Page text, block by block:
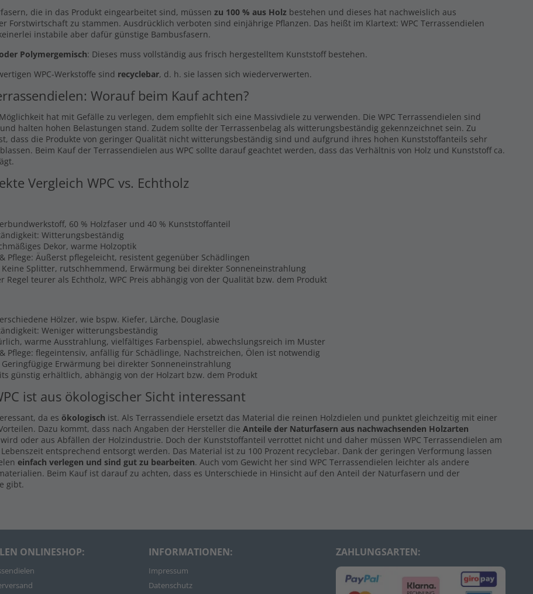
die in das Produkt eingearbeitet sind, müssen zu 100 % aus Holz bestehen und dieses hat nachweislich aus
Forstwirtschaft zu stammen. Ausdrücklich verboten sind einjährige Pflanzen. Das heißt im Klartext: WPC Terrassendielen
instabile aber dafür günstige Bambusfasern.
Polymergemisch: Dieses muss vollständig aus frisch hergestelltem Kunststoff bestehen.
WPC-Werkstoffe sind recyclebar, d. h. sie lassen sich wiederverwerten.
Worauf beim Kauf achten?
hat mit Gefälle zu verlegen, dem empfiehlt sich eine Massivdiele zu verwenden. Die WPC Terrassendielen sind
halten hohen Belastungen stand. Zudem sollte der Terrassenbelag als witterungsbeständig gekennzeichnet sein. Zu
dass die Produkte von geringer Qualität nicht witterungsbeständig sind und aufgrund ihres hohen Kunststoffanteils sehr
Beim Kauf der Terrassendielen aus WPC sollte darauf geachtet werden, dass das Verhältnis von Holz und Kunststoff ca.
Vergleich WPC vs. Echtholz
60 % Holzfaser und 40 % Kunststoffanteil
Witterungsbeständig
Dekor, warme Holzoptik
Pflege: Äußerst pflegeleicht, resistent gegenüber Schädlingen
Splitter, rutschhemmend, Erwärmung bei direkter Sonneneinstrahlung
Regel teurer als Echtholz, WPC Preis abhängig von der Qualität bzw. dem Produkt
Hölzer, wie bspw. Kiefer, Lärche, Douglasie
Weniger witterungsbeständig
warme Ausstrahlung, vielfältiges Farbenspiel, abwechslungsreich im Muster
Pflege: flegeintensiv, anfällig für Schädlinge, Nachstreichen, Ölen ist notwendig
Erwärmung bei direkter Sonneneinstrahlung
günstig erhältlich, abhängig von der Holzart bzw. dem Produkt
ist aus ökologischer Sicht interessant
da es ökologisch ist. Als Terrassendiele ersetzt das Material die reinen Holzdielen und punktet gleichzeitig mit einer
Dazu kommt, dass nach Angaben der Hersteller die Anteile der Naturfasern aus nachwachsenden Holzarten
oder aus Abfällen der Holzindustrie. Doch der Kunststoffanteil verrottet nicht und daher müssen WPC Terrassendielen am
entsprechend entsorgt werden. Das Material ist zu 100 Prozent recyclebar. Dank der geringen Verformung lassen
einfach verlegen und sind gut zu bearbeiten. Auch vom Gewicht her sind WPC Terrassendielen leichter als andere
Beim Kauf ist darauf zu achten, dass es Unterschiede in Hinsicht auf den Anteil der Naturfasern und der
gibt.
ONLINESHOP: INFORMATIONEN:
Impressum
Datenschutz
ZAHLUNGSARTEN: